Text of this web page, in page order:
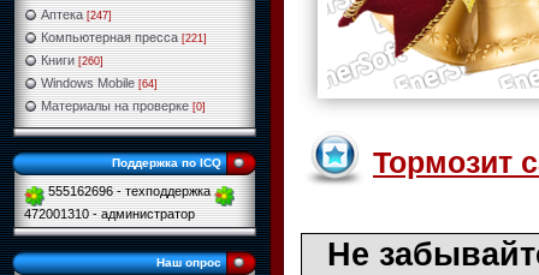
Аптека [247]
Компьютерная пресса [221]
Книги [260]
Windows Mobile [64]
Материалы на проверке [0]
Поддержка по ICQ
555162696 - техподдержка
472001310 - администратор
Наш опрос
Тормозит
Не